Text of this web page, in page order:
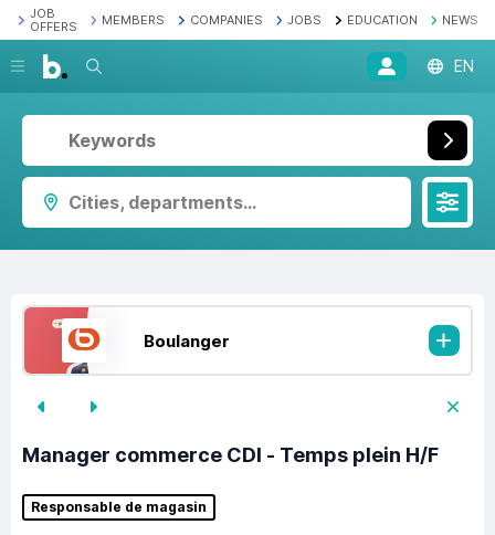
JOB
OFFERS
MEMBERS COMPANIES JOBS EDUCATION NEWS
Search EN
Cities, departments...
Boulanger
Manager commerce CDI - Temps plein H/F
Responsable de magasin